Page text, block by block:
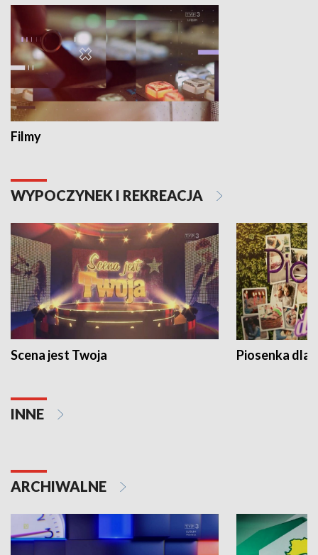
Filmy
WYPOCZYNEK I REKREACJA
Scena jest Twoja Piosenka dla
INNE
ARCHIWALNE